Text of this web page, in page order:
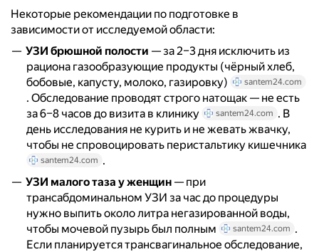
Некоторые рекомендации по подготовке в
зависимости от исследуемой области:
УЗИ брюшной полости — за 2–3 дня исключить из
рациона газообразующие продукты (чёрный хлеб,
бобовые, капусту, молоко, газировку)
santem24.com
. Обследование проводят строго натощак — не есть
за 6–8 часов до визита в клинику
santem24.com . В
день исследования не курить и не жевать жвачку,
чтобы не спровоцировать перистальтику кишечника
santem24.com .
УЗИ малого таза у женщин — при
трансабдоминальном УЗИ за час до процедуры
нужно выпить около литра негазированной воды,
чтобы мочевой пузырь был полным
santem24.com .
Если планируется трансвагинальное обследование,